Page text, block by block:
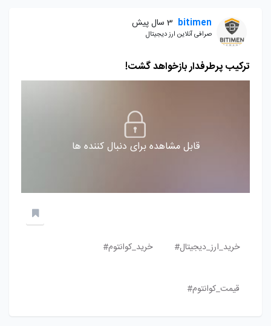
bitimen 3 سال پیش
صرافی آنلاین ارز دیجیتال
ترکیب پرطرفدار بازخواهد گشت!
قابل مشاهده برای دنبال کننده ها
خرید_ارز_دیجیتال# خرید_کوانتوم#
قیمت_کوانتوم#